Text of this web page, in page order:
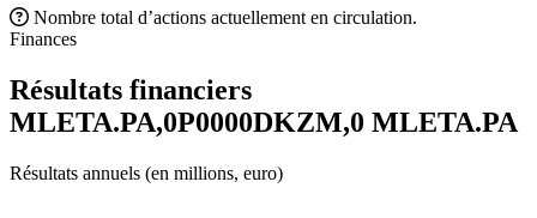
Nombre total d’actions actuellement en circulation.
Finances
Résultats financiers
MLETA.PA,0P0000DKZM,0 MLETA.PA
Résultats annuels (en millions, euro)